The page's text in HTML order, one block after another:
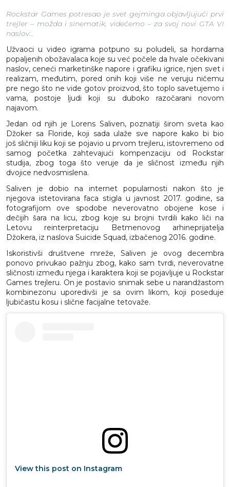
Rockstar Games potresao je svet gejminga objavljujući prvi
trejler – možda i sinematik, videćemo – za svoj novi GTA VI
naslov...
Užvaoci u video igrama potpuno su poludeli, sa hordama
popaljenih obožavalaca koje su već počele da hvale očekivani
naslov, ceneći marketinške napore i grafiku igrice, njen svet i
realizam, međutim, pored onih koji više ne veruju ničemu
pre nego što ne vide gotov proizvod, što toplo savetujemo i
vama, postoje ljudi koji su duboko razočarani novom
najavom.
Jedan od njih je Lorens Saliven, poznatiji širom sveta kao
Džoker sa Floride, koji sada ulaže sve napore kako bi bio
još sličniji liku koji se pojavio u prvom trejleru, istovremeno od
samog početka zahtevajući kompenzaciju od Rockstar
studija, zbog toga što veruje da je sličnost između njih
dvojice nedvosmislena.
Saliven je dobio na internet popularnosti nakon što je
njegova istetovirana faca stigla u javnost 2017. godine, sa
fotografijom ove spodobe neverovatno obojene kose i
dečijih šara na licu, zbog koje su brojni tvrdili kako liči na
Letovu reinterpretaciju Betmenovog arhineprijatelja
Džokera, iz naslova Suicide Squad, izbačenog 2016. godine.
Iskoristivši društvene mreže, Saliven je ovog decembra
ponovo privukao pažnju zbog, kako sam tvrdi, neverovatne
sličnosti između njega i karaktera koji se pojavljuje u Rockstar
Games trejleru. On je postavio snimak sebe u narandžastom
kombinezonu uporedivši je sa ovim likom, koji poseduje
ljubičastu kosu i slične facijalne tetovaže.
View this post on Instagram